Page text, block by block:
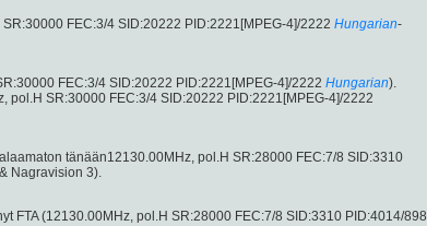
FEC:3/4 SID:20222 PID:2221[MPEG-4]/2222 Hungarian-
FEC:3/4 SID:20222 PID:2221[MPEG-4]/2222 Hungarian).
pol.H SR:30000 FEC:3/4 SID:20222 PID:2221[MPEG-4]/2222
tänään12130.00MHz, pol.H SR:28000 FEC:7/8 SID:3310
Nagravision 3).
FTA (12130.00MHz, pol.H SR:28000 FEC:7/8 SID:3310 PID:4014/898